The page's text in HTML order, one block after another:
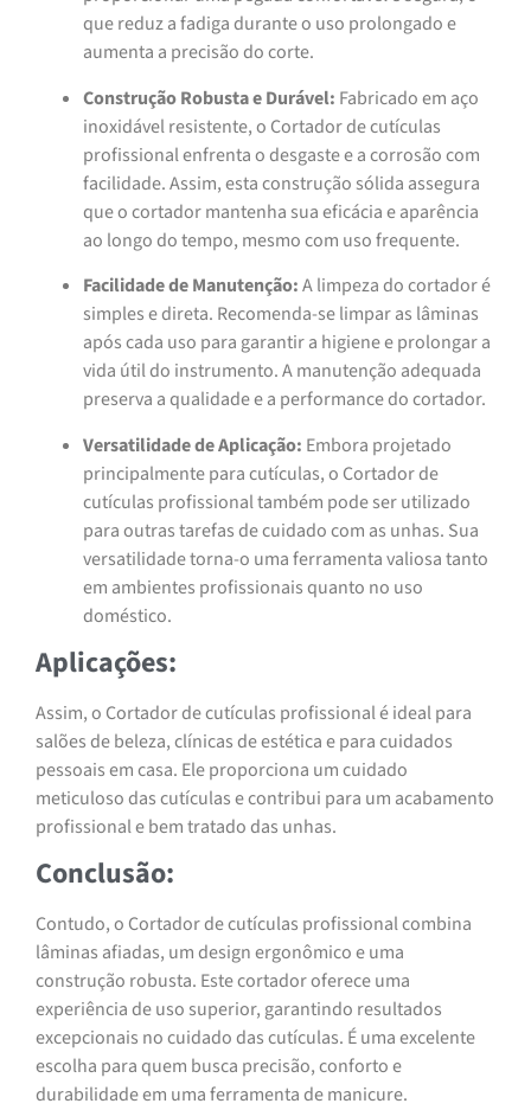
que reduz a fadiga durante o uso prolongado e
aumenta a precisão do corte.
Construção Robusta e Durável: Fabricado em aço
inoxidável resistente, o Cortador de cutículas
profissional enfrenta o desgaste e a corrosão com
facilidade. Assim, esta construção sólida assegura
que o cortador mantenha sua eficácia e aparência
ao longo do tempo, mesmo com uso frequente.
Facilidade de Manutenção:A limpeza do cortador é
simples e direta. Recomenda-se limpar as lâminas
após cada uso para garantir a higiene e prolongar a
vida útil do instrumento. A manutenção adequada
preserva a qualidade e a performance do cortador.
Versatilidade de Aplicação: Embora projetado
principalmente para cutículas, o Cortador de
cutículas profissional também pode ser utilizado
para outras tarefas de cuidado com as unhas. Sua
versatilidade torna-o uma ferramenta valiosa tanto
em ambientes profissionais quanto no uso
doméstico.
Aplicações:
Assim, o Cortador de cutículas profissional é ideal para
salões de beleza, clínicas de estética e para cuidados
pessoais em casa. Ele proporciona um cuidado
meticuloso das cutículas e contribui para um acabamento
profissional e bem tratado das unhas.
Conclusão:
Contudo, o Cortador de cutículas profissional combina
lâminas afiadas, um design ergonômico e uma
construção robusta. Este cortador oferece uma
experiência de uso superior, garantindo resultados
excepcionais no cuidado das cutículas. É uma excelente
escolha para quem busca precisão, conforto e
durabilidade em uma ferramenta de manicure.